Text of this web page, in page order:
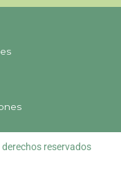
reservados